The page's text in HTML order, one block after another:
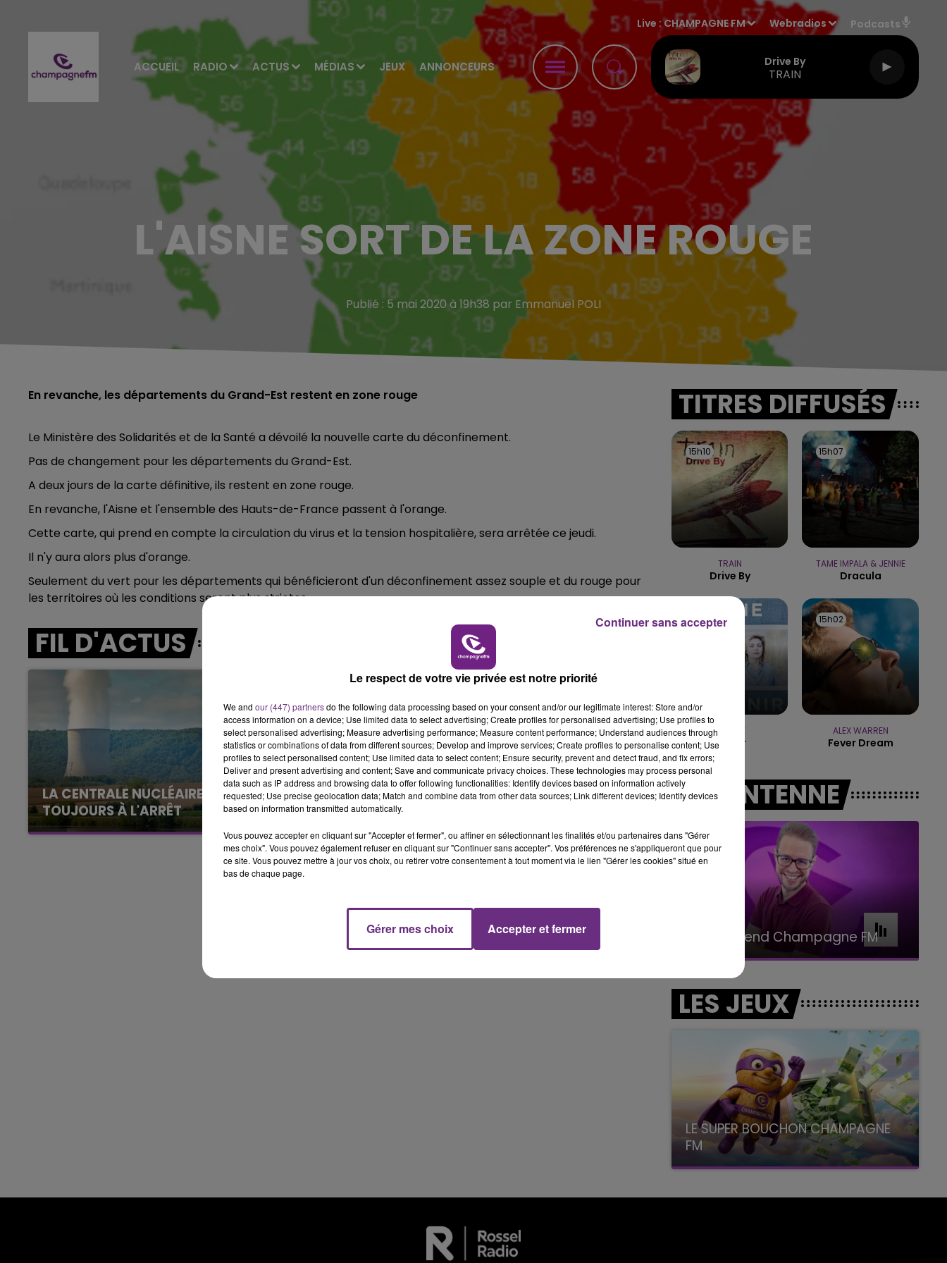
ACCUEIL RADIO ACTUS MÉDIAS JEUX ANNONCEURS
Live :CHAMPAGNE FM Webradios Podcasts
Drive By
TRAIN
11h00 - 16h00
LE WEEK-END CHAMPAGNE FM
16h00 - 20h00
LE WEEK-END CHAMPAGNE FM
L'AISNE SORT DE LA ZONE ROUGE
Publié : 5 mai 2020 à 19h38 par Emmanuel POLI
En revanche, les départements du Grand-Est restent en zone rouge
Le Ministère des Solidarités et de la Santé a dévoilé la nouvelle carte du déconfinement.
Pas de changement pour les départements du Grand-Est.
A deux jours de la carte définitive, ils restent en zone rouge.
En revanche, l'Aisne et l'ensemble des Hauts-de-France passent à l'orange.
Cette carte, qui prend en compte la circulation du virus et la tension hospitalière, sera arrêtée ce jeudi.
Il n'y aura alors plus d'orange.
Seulement du vert pour les départements qui bénéficieront d'un déconfinement assez souple et du rouge pour
les territoires où les conditions seront plus strictes.
FIL D'ACTUS
LA CENTRALE NUCLÉAIRE DE CHOOZ
TOUJOURS À L'ARRÊT
Cela fait déjà une semaine que la centrale
nucléaire ardennaise est à l'arrêt. Une situation
justifiée par la sécheresse intense qui est
LE MAGASIN JOUÉCLUB DE REIMS FERME
SES PORTES
C'était l'une des institutions du centre-ville
rémois. Le magasin JouéClub est contraint de
fermer ses portes.
TITRES DIFFUSÉS
15h10
15h10
TRAIN
Drive By
15h07
15h07
TAME IMPALA & JENNIE
Dracula
15h04
15h04
LOUANE
Avenir
15h02
15h02
ALEX WARREN
Fever Dream
A L'ANTENNE
7h00 - 11h00
BEST OF Le week-end Champagne FM
LES JEUX
LE SUPER BOUCHON CHAMPAGNE
FM
avec La Famille Champagne FM, à 8H10
Le respect de votre vie privée est notre priorité
We and our (447) partnersdo the following data processing based on your consent and/or our legitimate interest: Store and/or
access information on a device; Use limited data to select advertising; Create profiles for personalised advertising; Use profiles to
select personalised advertising; Measure advertising performance; Measure content performance; Understand audiences through
statistics or combinations of data from different sources; Develop and improve services; Create profiles to personalise content; Use
profiles to select personalised content; Use limited data to select content; Ensure security, prevent and detect fraud, and fix errors;
Deliver and present advertising and content; Save and communicate privacy choices. These technologies may process personal
data such as IP address and browsing data to offer following functionalities: Identify devices based on information actively
requested; Use precise geolocation data; Match and combine data from other data sources; Link different devices; Identify devices
based on information transmitted automatically.
Vous pouvez accepter en cliquant sur "Accepter et fermer", ou affiner en sélectionnant les finalités et/ou partenaires dans "Gérer
mes choix". Vous pouvez également refuser en cliquant sur "Continuer sans accepter". Vos préférences ne s'appliqueront que pour
ce site. Vous pouvez mettre à jour vos choix, ou retirer votre consentement à tout moment via le lien "Gérer les cookies" situé en
bas de chaque page.
Gérer mes choix Accepter et fermer
Continuer sans accepter